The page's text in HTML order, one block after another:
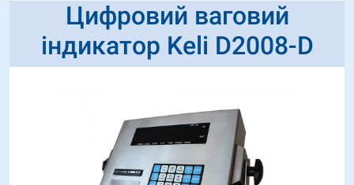
Цифровий ваговий
індикатор Keli D2008-D